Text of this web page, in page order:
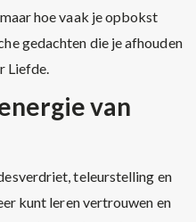
hoe vaak je opbokst
gedachten die je afhouden
Liefde.
van
teleurstelling en
kunt leren vertrouwen en